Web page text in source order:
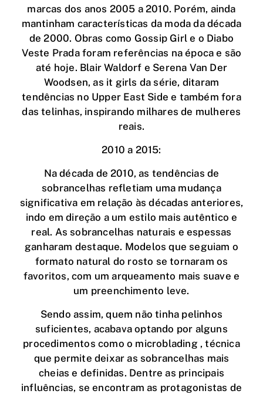
marcas dos anos 2005 a 2010. Porém, ainda
mantinham características da moda da década
de 2000. Obras como Gossip Girl e o Diabo
Veste Prada foram referências na época e são
até hoje. Blair Waldorf e Serena Van Der
Woodsen, as it girls da série, ditaram
tendências no Upper East Side e também fora
das telinhas, inspirando milhares de mulheres
reais.
2010 a 2015:
Na década de 2010, as tendências de
sobrancelhas refletiam uma mudança
significativa em relação às décadas anteriores,
indo em direção a um estilo mais autêntico e
real. As sobrancelhas naturais e espessas
ganharam destaque. Modelos que seguiam o
formato natural do rosto se tornaram os
favoritos, com um arqueamento mais suave e
um preenchimento leve.
Sendo assim, quem não tinha pelinhos
suficientes, acabava optando por alguns
procedimentos como o microblading , técnica
que permite deixar as sobrancelhas mais
cheias e definidas. Dentre as principais
influências, se encontram as protagonistas de